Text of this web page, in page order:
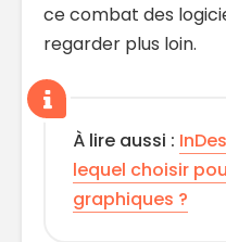
ce combat des
regarder plus loin.
À lire aussi :
lequel choisir
graphiques ?